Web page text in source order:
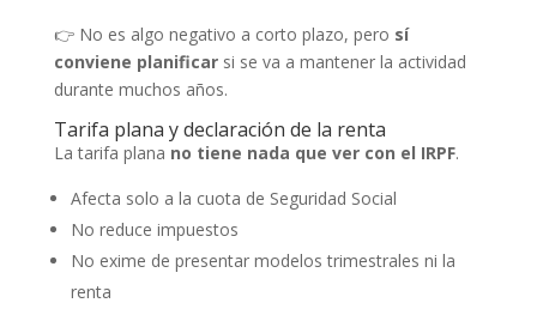
👉 No es algo negativo a corto plazo, pero sí
conviene planificarsi se va a mantener la actividad
durante muchos años.
Tarifa plana y declaración de la renta
La tarifa plana no tiene nada que ver con el IRPF.
Afecta solo a la cuota de Seguridad Social
No reduce impuestos
No exime de presentar modelos trimestrales ni la
renta